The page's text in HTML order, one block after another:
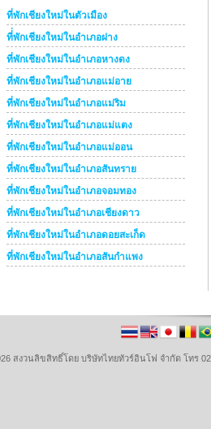
ที่พักเชียงใหม่ในตัวเมือง
ที่่พักเชียงใหม่ในอำเภอฝาง
ที่พักเชียงใหม่ในอำเภอหางดง
ที่พักเชียงใหม่ในอำเภอแม่อาย
ที่พักเชียงใหม่ในอำเภอแม่ริม
ที่พักเชียงใหม่ในอำเภอแม่แตง
ที่พักเชียงใหม่ในอำเภอแม่ออน
ที่พักเชียงใหม่ในอำเภอสันทราย
ที่พักเชียงใหม่ในอำเภอจอมทอง
ที่พักเชียงใหม่ในอำเภอเชียงดาว
ที่พักเชียงใหม่ในอำเภอดอยสะเก็ด
ที่พักเชียงใหม่ในอำเภอสันกำแพง
สงวนลิขสิทธิ์โดย บริษัทไทยทัวร์อินโฟ จำกัด โทร